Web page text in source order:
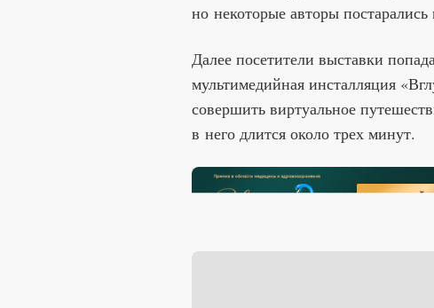
но некоторые авторы
Далее посетители выставки
мультимедийная инсталляция
совершить виртуальное
в него длится около трех минут.